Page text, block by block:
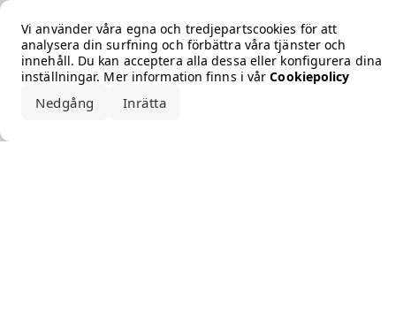
Vi använder våra egna och tredjepartscookies för att
analysera din surfning och förbättra våra tjänster och
innehåll. Du kan acceptera alla dessa eller konfigurera dina
inställningar. Mer information finns i vårCookiepolicy
Nedgång Inrätta
Error loading the brand